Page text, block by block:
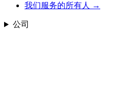
我们服务的所有人
→
公司